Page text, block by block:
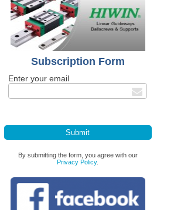
Subscription Form
Enter your email
By submitting the form, you agree with our
Privacy Policy.